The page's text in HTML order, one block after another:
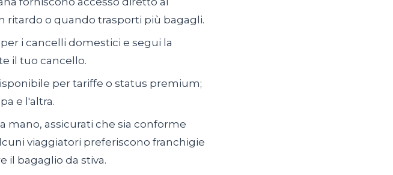
ritardo o quando trasporti più bagagli.
i cancelli domestici e segui la
il tuo cancello.
per tariffe o status premium;
e l'altra.
mano, assicurati che sia conforme
viaggiatori preferiscono franchigie
il bagaglio da stiva.